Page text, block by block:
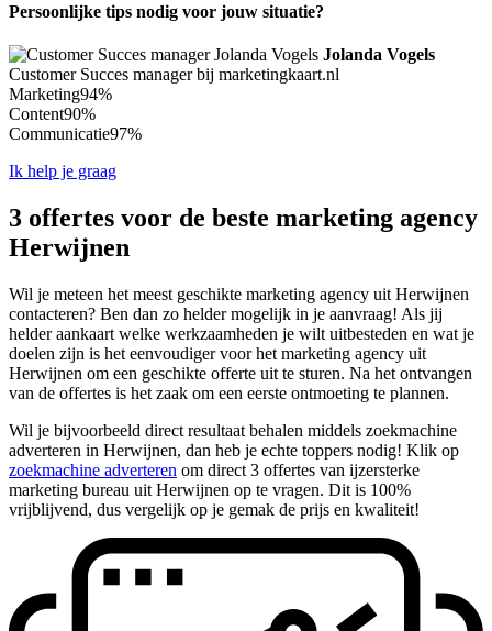
Persoonlijke tips nodig voor jouw situatie?
Jolanda Vogels
Customer Succes manager bij marketingkaart.nl
Marketing94%
Content90%
Communicatie97%
Ik help je graag
3 offertes voor de beste marketing agency
Herwijnen
Wil je meteen het meest geschikte marketing agency uit Herwijnen
contacteren? Ben dan zo helder mogelijk in je aanvraag! Als jij
helder aankaart welke werkzaamheden je wilt uitbesteden en wat je
doelen zijn is het eenvoudiger voor het marketing agency uit
Herwijnen om een geschikte offerte uit te sturen. Na het ontvangen
van de offertes is het zaak om een eerste ontmoeting te plannen.
Wil je bijvoorbeeld direct resultaat behalen middels zoekmachine
adverteren in Herwijnen, dan heb je echte toppers nodig! Klik op
zoekmachine adverteren om direct 3 offertes van ijzersterke
marketing bureau uit Herwijnen op te vragen. Dit is 100%
vrijblijvend, dus vergelijk op je gemak de prijs en kwaliteit!